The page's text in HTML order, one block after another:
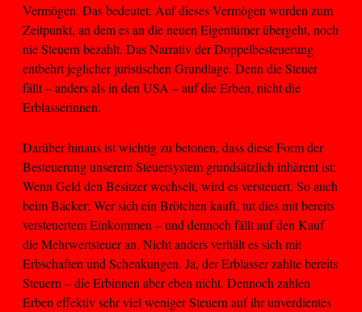
Vermögen. Das bedeutet: Auf dieses Vermögen wurden zum
Zeitpunkt, an dem es an die neuen Eigentümer übergeht, noch
nie Steuern bezahlt. Das Narrativ der Doppelbesteuerung
entbehrt jeglicher juristischen Grundlage. Denn die Steuer
fällt – anders als in den USA – auf die Erben, nicht die
Erblasserinnen.
Darüber hinaus ist wichtig zu betonen, dass diese Form der
Besteuerung unserem Steuersystem grundsätzlich inhärent ist:
Wenn Geld den Besitzer wechselt, wird es versteuert. So auch
beim Bäcker: Wer sich ein Brötchen kauft, tut dies mit bereits
versteuertem Einkommen – und dennoch fällt auf den Kauf
die Mehrwertsteuer an. Nicht anders verhält es sich mit
Erbschaften und Schenkungen. Ja, der Erblasser zahlte bereits
Steuern – die Erbinnen aber eben nicht. Dennoch zahlen
Erben effektiv sehr viel weniger Steuern auf ihr unverdientes